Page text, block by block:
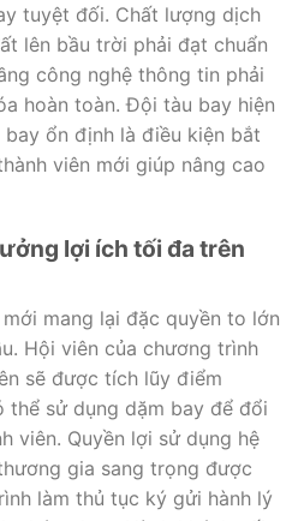
tuyệt đối. Chất lượng dịch
lên bầu trời phải đạt chuẩn
công nghệ thông tin phải
hoàn toàn. Đội tàu bay hiện
ổn định là điều kiện bắt
viên mới giúp nâng cao
lợi ích tối đa trên
mang lại đặc quyền to lớn
Hội viên của chương trình
sẽ được tích lũy điểm
thể sử dụng dặm bay để đổi
viên. Quyền lợi sử dụng hệ
gia sang trọng được
làm thủ tục ký gửi hành lý